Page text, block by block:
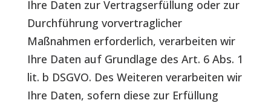
Ihre Daten zur Vertragserfüllung oder zur
Durchführung vorvertraglicher
Maßnahmen erforderlich, verarbeiten wir
Ihre Daten auf Grundlage des Art. 6 Abs. 1
lit. b DSGVO. Des Weiteren verarbeiten wir
Ihre Daten, sofern diese zur Erfüllung